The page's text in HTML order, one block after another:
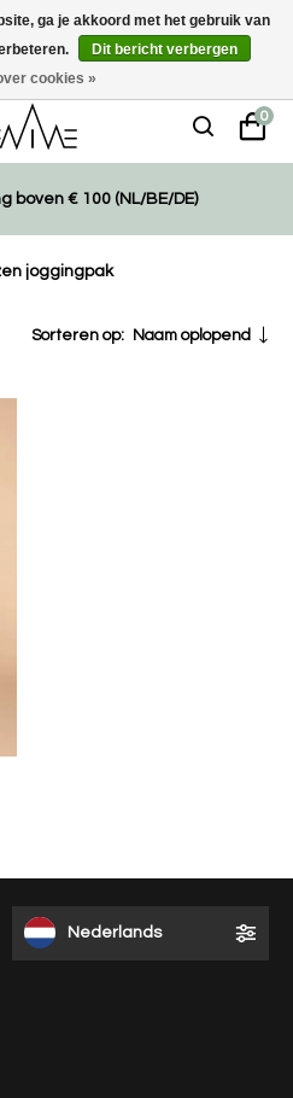
gemaakte producten
0
boven € 100 (NL/BE/DE)
joggingpak
Sorteren op: Naam oplopend
Nederlands
ga je akkoord met het gebruik van
Dit bericht verbergen
cookies »